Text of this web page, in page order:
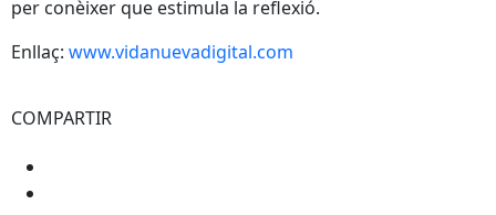
per conèixer que estimula la reflexió.
Enllaç: www.vidanuevadigital.com
COMPARTIR